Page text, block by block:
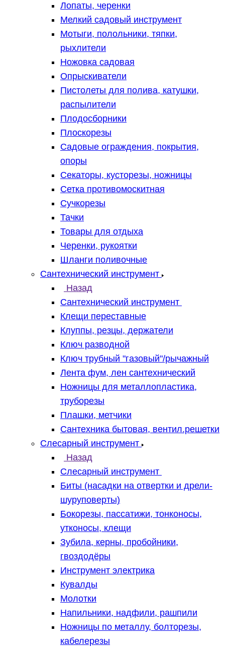
Лопаты, черенки
Мелкий садовый инструмент
Мотыги, полольники, тяпки,
рыхлители
Ножовка садовая
Опрыскиватели
Пистолеты для полива, катушки,
распылители
Плодосборники
Плоскорезы
Садовые ограждения, покрытия,
опоры
Секаторы, кусторезы, ножницы
Сетка противомоскитная
Сучкорезы
Тачки
Товары для отдыха
Черенки, рукоятки
Шланги поливочные
Сантехнический инструмент
Назад
Сантехнический инструмент
Клещи переставные
Клуппы, резцы, держатели
Ключ разводной
Ключ трубный "газовый"/рычажный
Лента фум, лен сантехнический
Ножницы для металлопластика,
труборезы
Плашки, метчики
Сантехника бытовая, вентил.решетки
Слесарный инструмент
Назад
Слесарный инструмент
Биты (насадки на отвертки и дрели-
шуруповерты)
Бокорезы, пассатижи, тонконосы,
утконосы, клещи
Зубила, керны, пробойники,
гвоздодёры
Инструмент электрика
Кувалды
Молотки
Напильники, надфили, рашпили
Ножницы по металлу, болторезы,
кабелерезы